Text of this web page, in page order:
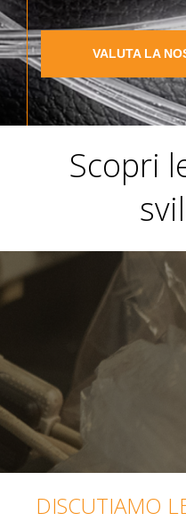
VALUTA LA
Scopri
DISCUTIAMO